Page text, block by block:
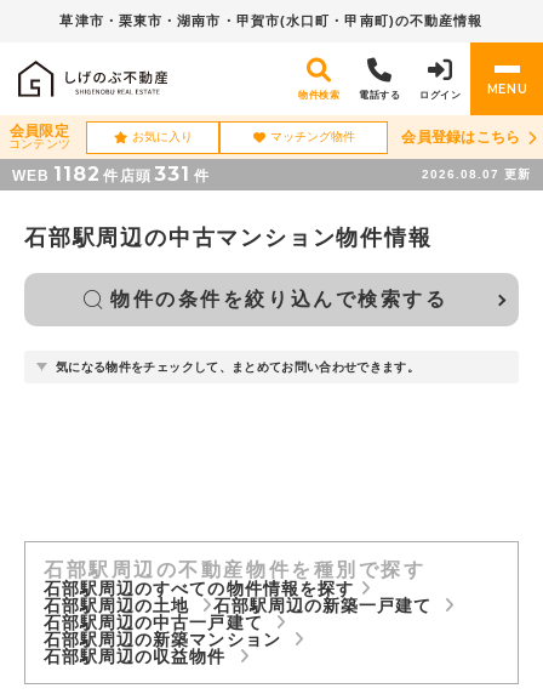
草津市・栗東市・湖南市・ 甲賀市(水口町・甲南町)の不動産情報
物件検索 電話する ログイン MENU
会員限定
コンテンツ
お気に入り マッチング物件 会員登録はこちら
WEB 1182 件 店頭 331 件 2026.08.07 更新
石部駅周辺の中古マンション物件情報
物件の条件を絞り込んで検索する
気になる物件をチェックして、まとめてお問い合わせできます。
石部駅周辺の不動産物件を種別で探す
石部駅周辺のすべての物件情報を探す
石部駅周辺の土地
石部駅周辺の新築一戸建て
石部駅周辺の中古一戸建て
石部駅周辺の新築マンション
石部駅周辺の収益物件